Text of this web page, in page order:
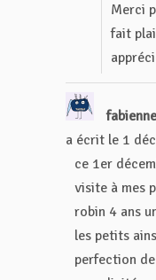
Merci
fait
a écrit le 1
ce 1er
visite à mes
robin 4 ans
les petits
perfection